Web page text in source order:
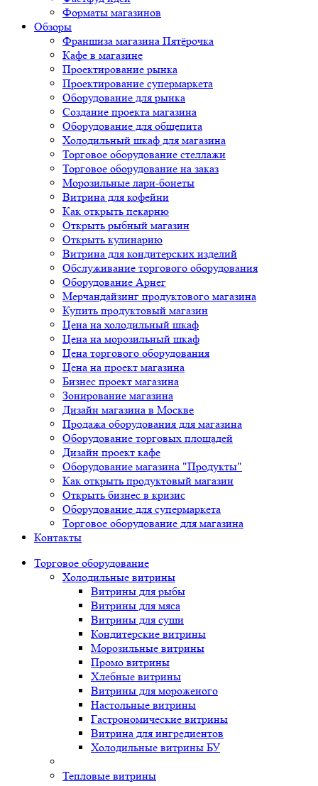
Форматы магазинов
Обзоры
Франшиза магазина Пятёрочка
Кафе в магазине
Проектирование рынка
Проектирование супермаркета
Оборудование для рынка
Создание проекта магазина
Оборудование для общепита
Холодильный шкаф для магазина
Торговое оборудование стеллажи
Торговое оборудование на заказ
Морозильные лари-бонеты
Витрина для кофейни
Как открыть пекарню
Открыть рыбный магазин
Открыть кулинарию
Витрина для кондитерских изделий
Обслуживание торгового оборудования
Оборудование Арнег
Мерчандайзинг продуктового магазина
Купить продуктовый магазин
Цена на холодильный шкаф
Цена на морозильный шкаф
Цена торгового оборудования
Цена на проект магазина
Бизнес проект магазина
Зонирование магазина
Дизайн магазина в Москве
Продажа оборудования для магазина
Оборудование торговых площадей
Дизайн проект кафе
Оборудование магазина "Продукты"
Как открыть продуктовый магазин
Открыть бизнес в кризис
Оборудование для супермаркета
Торговое оборудование для магазина
Контакты
Торговое оборудованиe
Холодильные витрины
Витрины для рыбы
Витрины для мяса
Витрины для суши
Кондитерские витрины
Морозильные витрины
Промо витрины
Хлебные витрины
Витрины для мороженого
Настольные витрины
Гастрономические витрины
Витрина для ингредиентов
Холодильные витрины БУ
Тепловые витрины